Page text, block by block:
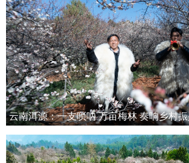
云南洱源：一支唢呐 万亩梅林 奏响乡村